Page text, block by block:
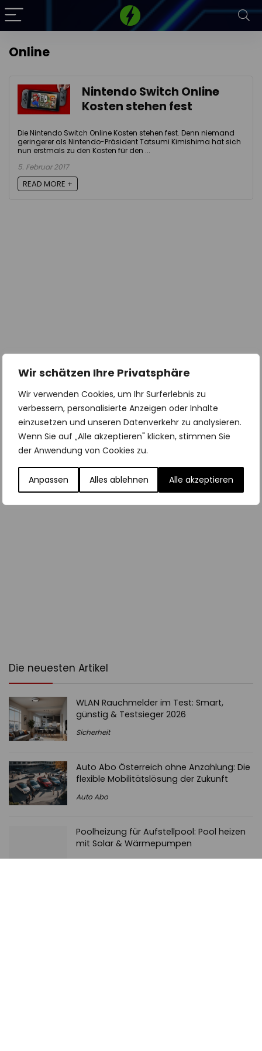
Wir schätzen Ihre Privatsphäre
Wir verwenden Cookies, um Ihr Surferlebnis zu
verbessern, personalisierte Anzeigen oder Inhalte
einzusetzen und unseren Datenverkehr zu analysieren.
Wenn Sie auf „Alle akzeptieren" klicken, stimmen Sie
der Anwendung von Cookies zu.
Anpassen Alles ablehnen Alle akzeptieren
Online
Nintendo Switch Online
Kosten stehen fest
Die Nintendo Switch Online Kosten stehen fest. Denn niemand
geringerer als Nintendo-Präsident Tatsumi Kimishima hat sich
nun erstmals zu den Kosten für den ...
5. Februar 2017
READ MORE +
Die neuesten Artikel
WLAN Rauchmelder im Test: Smart,
günstig & Testsieger 2026
Sicherheit
Auto Abo Österreich ohne Anzahlung: Die
flexible Mobilitätslösung der Zukunft
Auto Abo
Poolheizung für Aufstellpool: Pool heizen
mit Solar & Wärmepumpen
Pool